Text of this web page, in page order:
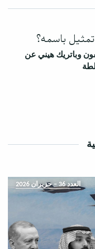
باسمه؟
وباتريك هيني عن
العدد 36 – حزيران 2026